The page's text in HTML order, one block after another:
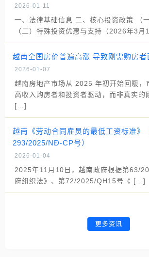
2026-01-11
一、法律基础信息 二、核心投资政策 （
（二）特殊投资优惠与支持（2026年3
越南全国房价普遍高涨 导致刚需购房者
2026-01-07
越南房地产市场从 2025 年初开始回暖，
高收入购房者和投资者驱动，而非真实的
[…]
越南《劳动合同雇员的最低工资标准》
293/2025/NĐ-CP号）
2026-01-04
2025年11月10日，越南政府根据第63/
府组织法》、第72/2025/QH15号《 […]
更多资讯